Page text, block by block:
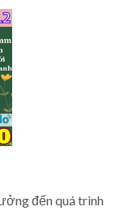
đến quá trình